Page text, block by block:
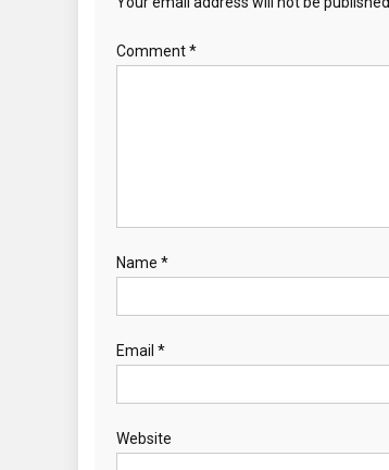
Comment*
Name *
Email *
Website